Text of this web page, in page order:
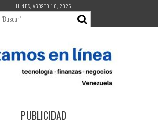
LUNES, AGOSTO 10, 2026
PUBLICIDAD